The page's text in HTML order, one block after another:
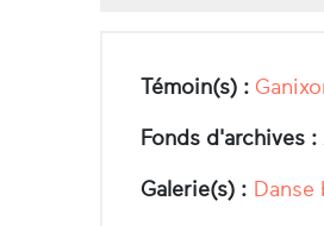
Témoin(s) :
Fonds d'archives :
Galerie(s) : Danse